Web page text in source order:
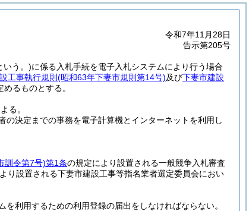
令和7年11月28日
告示第205号
いう。)に係る入札手続を電子入札システムにより行う場合
工事執行規則 (昭和63年下妻市規則第14号)及び下妻市建設
るものとする。
る。
決定までの事務を電子計算機とインターネットを利用し
訓令第7号)第1条の規定により設置される一般競争入札審査
り設置される下妻市建設工事等指名業者選定委員会におい
を利用するための利用登録の届出をしなければならない。